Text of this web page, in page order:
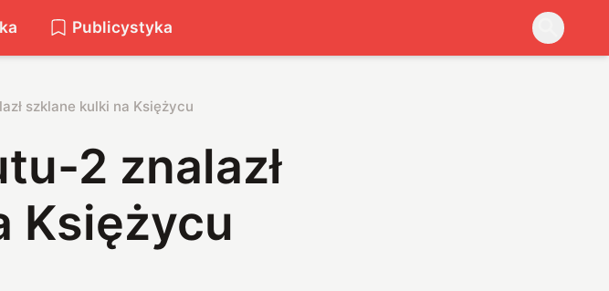
Publicystyka
szklane kulki na Księżycu
2 znalazł
Księżycu